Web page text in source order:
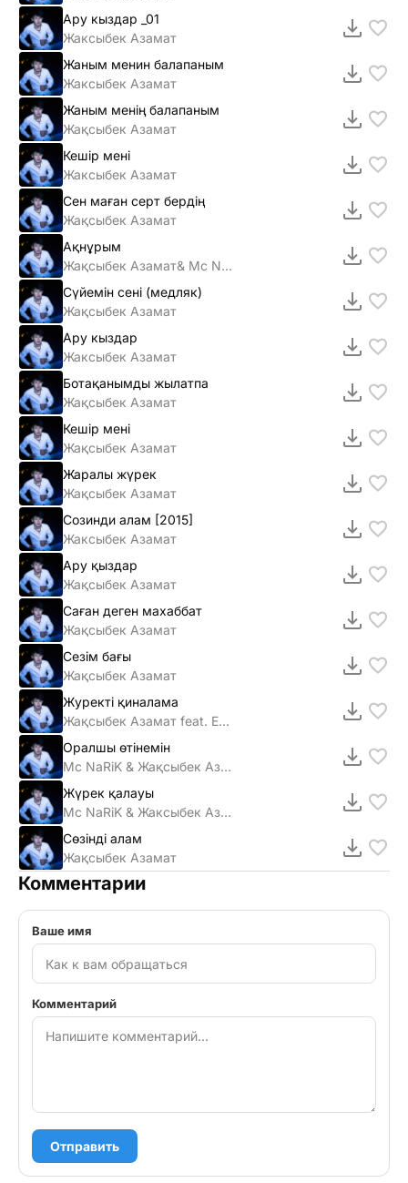
Ару кыздар _01
Жаксыбек Азамат
Жаным менин балапаным
Жаксыбек Азамат
Жаным менің балапаным
Жақсыбек Азамат
Кешiр менi
Жаксыбек Азамат
Сен маған серт бердің
Жақсыбек Азамат
Ақнұрым
Жақсыбек Азамат& Mc NaRiK
Сүйемін сені (медляк)
Жақсыбек Азамат
Ару кыздар
Жаксыбек Азамат
Ботақанымды жылатпа
Жақсыбек Азамат
Кешір мені
Жақсыбек Азамат
Жаралы жүрек
Жақсыбек Азамат
Созинди алам [2015]
Жаксыбек Азамат
Ару қыздар
Жақсыбек Азамат
Саған деген махаббат
Жақсыбек Азамат
Сезім бағы
Жақсыбек Азамат
Журекті қиналама
Жақсыбек Азамат feat. Еламан Абдрасилов
Оралшы өтiнемiн
Mc NaRiK & Жақсыбек Азамат
Жүрек қалауы
Mc NaRiK & Жаксыбек Азамат
Сөзінді алам
Жақсыбек Азамат
Комментарии
Ваше имя
Комментарий
Отправить